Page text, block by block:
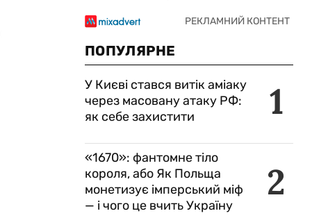
ПОПУЛЯРНЕ
1
У Києві стався витік аміаку
через масовану атаку РФ:
як себе захистити
2
«1670»: фантомне тіло
короля, або Як Польща
монетизує імперський міф
— і чого це вчить Україну